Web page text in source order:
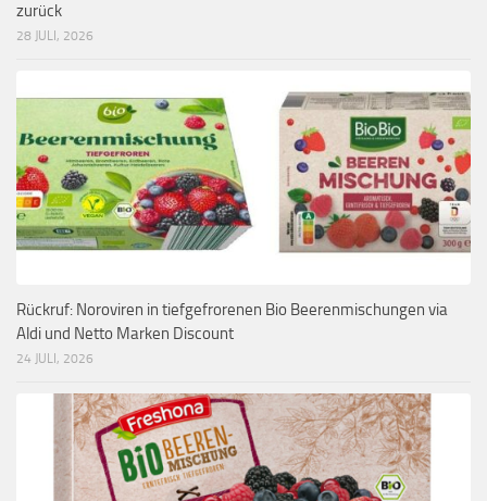
zurück
28 JULI, 2026
Rückruf: Noroviren in tiefgefrorenen Bio Beerenmischungen via
Aldi und Netto Marken Discount
24 JULI, 2026